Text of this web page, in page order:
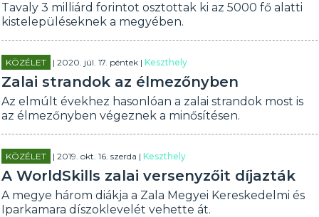
Tavaly 3 milliárd forintot osztottak ki az 5000 fő alatti
kistelepüléseknek a megyében.
KÖZÉLET | 2020. júl. 17. péntek |Keszthely
Zalai strandok az élmezőnyben
Az elmúlt évekhez hasonlóan a zalai strandok most is
az élmezőnyben végeznek a minősítésen.
KÖZÉLET | 2019. okt. 16. szerda |Keszthely
A WorldSkills zalai versenyzőit díjazták
A megye három diákja a Zala Megyei Kereskedelmi és
Iparkamara díszoklevelét vehette át.